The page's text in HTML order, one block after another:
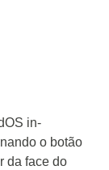
in-
o botão
da face do